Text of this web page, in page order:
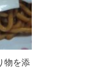
物を添